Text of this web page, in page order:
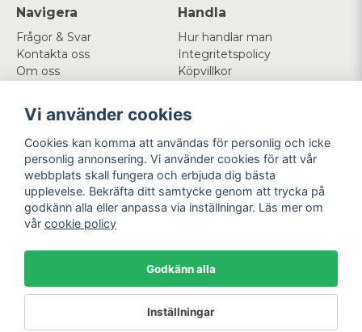
Navigera
Frågor & Svar
Kontakta oss
Om oss
Handla
Hur handlar man
Integritetspolicy
Köpvillkor
Mitt konto
Logga in
Registrera dig
Glömt lösenord?
Följ oss
Facebook
Instagram
Betala enkelt Vi levererar med
Powered by Nyehandel AB
Vi använder cookies
Cookies kan komma att användas för personlig och icke
personlig annonsering. Vi använder cookies för att vår
webbplats skall fungera och erbjuda dig bästa
upplevelse. Bekräfta ditt samtycke genom att trycka på
godkänn alla eller anpassa via inställningar. Läs mer om
vår cookie policy
Godkänn alla
Inställningar